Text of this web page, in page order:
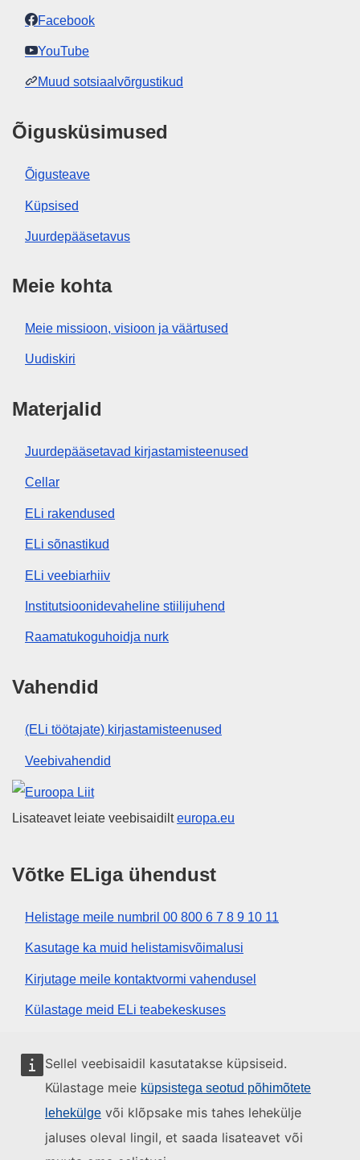
Sellel veebisaidil kasutatakse küpsiseid.
Külastage meie küpsistega seotud põhimõtete
lehekülge või klõpsake mis tahes lehekülje
jaluses oleval lingil, et saada lisateavet või
Facebook
YouTube
Muud sotsiaalvõrgustikud
Õigusküsimused
Õigusteave
Küpsised
Juurdepääsetavus
Meie kohta
Meie missioon, visioon ja väärtused
Uudiskiri
Materjalid
Juurdepääsetavad kirjastamisteenused
Cellar
ELi rakendused
ELi sõnastikud
ELi veebiarhiiv
Institutsioonidevaheline stiilijuhend
Raamatukoguhoidja nurk
Vahendid
(ELi töötajate) kirjastamisteenused
Veebivahendid
Euroopa Liit
Lisateavet leiate veebisaidilteuropa.eu
Võtke ELiga ühendust
Helistage meile numbril 00 800 6 7 8 9 10 11
Kasutage ka muid helistamisvõimalusi
Kirjutage meile kontaktvormi vahendusel
Külastage meid ELi teabekeskuses
Sotsiaalmeedia
ELi institutsioonid ja asutused